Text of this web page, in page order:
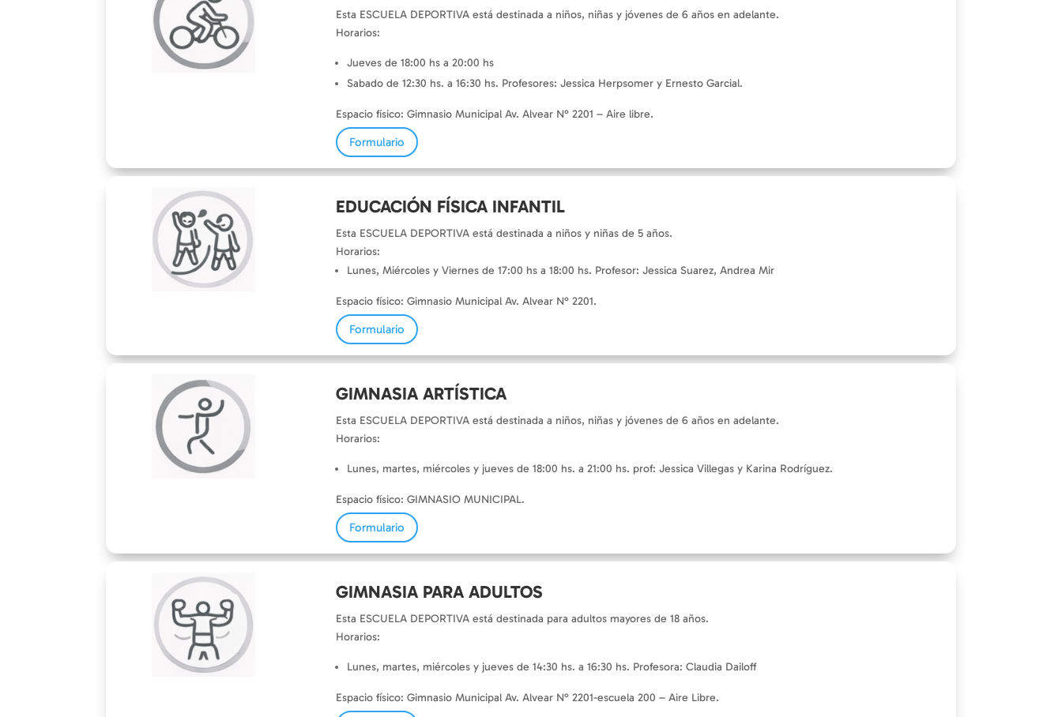
Esta ESCUELA DEPORTIVA está destinada a niños, niñas y jóvenes de 6 años en adelante.
Horarios:
Jueves de 18:00 hs a 20:00 hs
Sabado de 12:30 hs. a 16:30 hs. Profesores: Jessica Herpsomer y Ernesto Garcial.
Espacio físico: Gimnasio Municipal Av. Alvear N° 2201 – Aire libre.
Formulario
EDUCACIÓN FÍSICA INFANTIL
Esta ESCUELA DEPORTIVA está destinada a niños y niñas de 5 años.
Horarios:
Lunes, Miércoles y Viernes de 17:00 hs a 18:00 hs. Profesor: Jessica Suarez, Andrea Mir
Espacio físico: Gimnasio Municipal Av. Alvear N° 2201.
Formulario
GIMNASIA ARTÍSTICA
Esta ESCUELA DEPORTIVA está destinada a niños, niñas y jóvenes de 6 años en adelante.
Horarios:
Lunes, martes, miércoles y jueves de 18:00 hs. a 21:00 hs. prof: Jessica Villegas y Karina Rodríguez.
Espacio físico: GIMNASIO MUNICIPAL.
Formulario
GIMNASIA PARA ADULTOS
Esta ESCUELA DEPORTIVA está destinada para adultos mayores de 18 años.
Horarios:
Lunes, martes, miércoles y jueves de 14:30 hs. a 16:30 hs. Profesora: Claudia Dailoff
Espacio físico: Gimnasio Municipal Av. Alvear N° 2201-escuela 200 – Aire Libre.